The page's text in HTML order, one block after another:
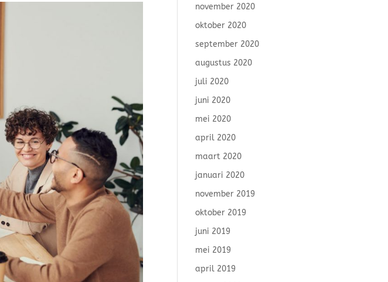
november 2020
oktober 2020
september 2020
augustus 2020
juli 2020
juni 2020
mei 2020
april 2020
maart 2020
januari 2020
november 2019
oktober 2019
juni 2019
mei 2019
april 2019